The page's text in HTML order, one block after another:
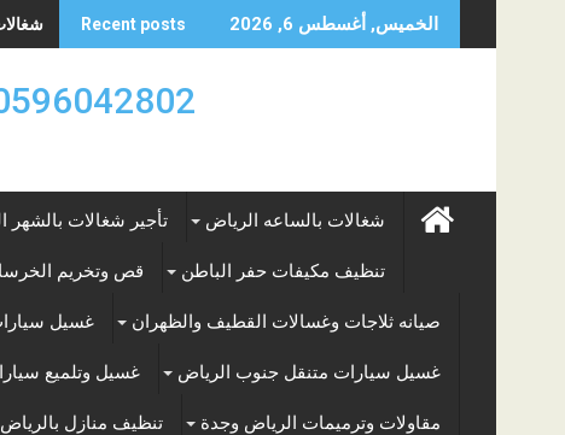
to
الخميس, أغسطس 6, 2026 Recent posts شغالات
0596042802 تأجير العماله المنزليه بالساعه والشهر
شغالات بالساعه الرياض تأجير شغالات بالشهر
تنظيف مكيفات حفر الباطن قص وتخريم
صيانه ثلاجات وغسالات القطيف والظهران غسيل
غسيل سيارات متنقل جنوب الرياض غسيل وتلميع
مقاولات وترميمات الرياض وجدة تنظيف منازل بالرياض